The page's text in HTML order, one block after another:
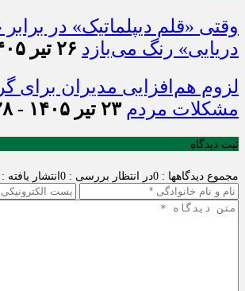
وقتی «قلم دیپلماتیک» در برابر
دریایی» رنگ می‌بازد ۲۶ تیر ۱۴۰۵ - ۱۹:۵۰
لزوم هم‌افزایی مدیران برای
مشکلات مردم ۲۳ تیر ۱۴۰۵ - ۱۸:۲۸
ثبت دیدگاه
مجموع دیدگاهها : 0 در انتظار بررسی : 0 انتشار یافته : 0